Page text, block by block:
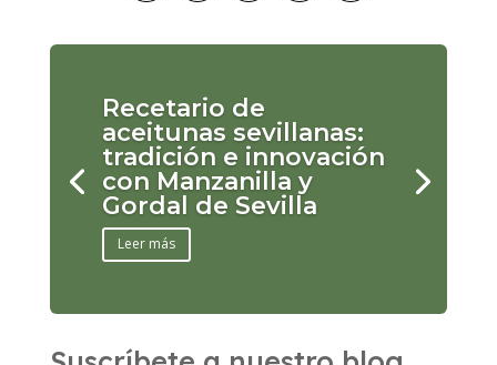
Recetario de
aceitunas sevillanas:
tradición e innovación
con Manzanilla y
Gordal de Sevilla
Leer más